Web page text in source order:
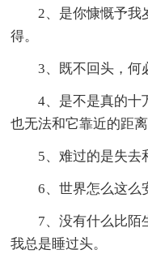
2、是你慷慨予我
得。
3、既不回头，何必
4、是不是真的十
也无法和它靠近的距
5、难过的是失去
6、世界怎么这么安
7、没有什么比陌
我总是睡过头。